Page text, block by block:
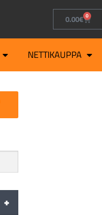
0.00€ 0
NETTIKAUPPA
+